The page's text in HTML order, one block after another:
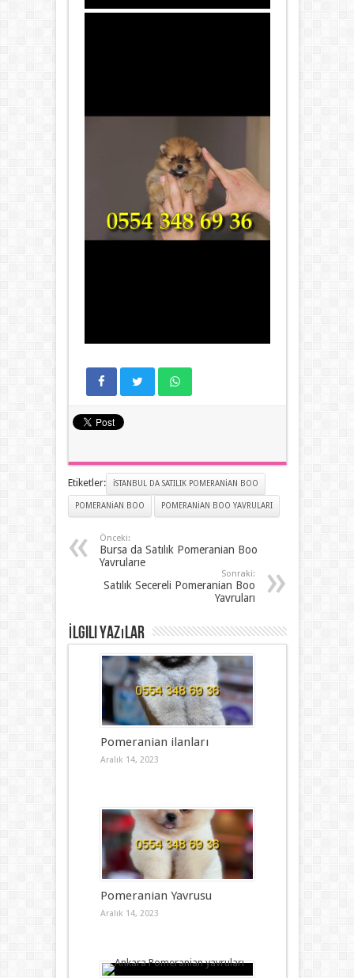
Etiketler: ISTANBUL DA SATILIK POMERANIAN BOO
POMERANIAN BOO POMERANIAN BOO YAVRULARI
Önceki:
Bursa da Satılık Pomeranian Boo
Yavrularıe
Sonraki:
Satılık Secereli Pomeranian Boo
Yavruları
İlgili Yazılar
Pomeranian ilanları
Aralık 14, 2023
Pomeranian Yavrusu
Aralık 14, 2023